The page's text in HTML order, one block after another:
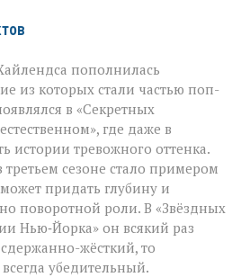
пополнилась
из которых стали частью поп-
в «Секретных
где даже в
истории тревожного оттенка.
третьем сезоне стало примером
придать глубину и
поворотной роли. В «Звёздных
Нью‑Йорка» он всякий раз
жёсткий, то
убедительный.